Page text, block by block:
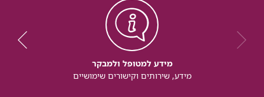
מידע למטופל ולמבקר
מידע, שירותים וקישורים שימושיים